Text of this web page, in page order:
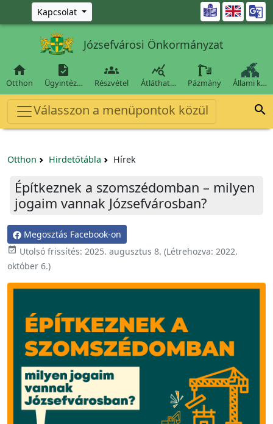
Ugrás a fő tartalomra
Kapcsolat 
Józsefvárosi Önkormányzat

Otthon

Ügyintéz…

Részvétel

Átláthat… Pázmány Állami k…
Válasszon a menüpontok közül 
Otthon Hirdetőtábla Hírek
Építkeznek a szomszédomban – milyen
jogaim vannak Józsefvárosban?
Megosztás Facebook-on
 Utolsó frissítés: 2025. augusztus 8. (Létrehozva: 2022.
október 6.)